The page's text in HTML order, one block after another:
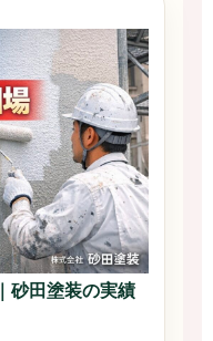
砂田塗装の実績